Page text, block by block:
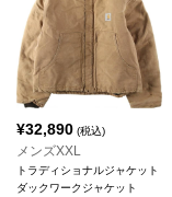
¥32,890 (税込)
メンズXXL
トラディショナルジャケット
ダックワークジャケット